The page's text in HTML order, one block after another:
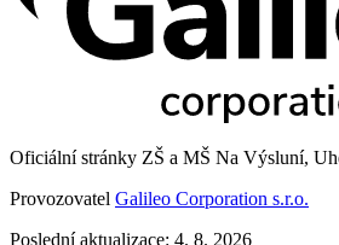
Oficiální stránky ZŠ a MŠ Na Výsluní,
Provozovatel Galileo Corporation s.r.o.
Poslední aktualizace: 4. 8. 2026